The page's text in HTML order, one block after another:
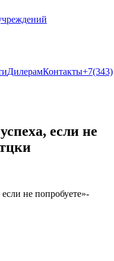
ДилерамКонтакты+7(343)
если не
не попробуете»-